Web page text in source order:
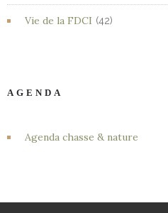
Vie de la FDCI (42)
AGENDA
Agenda chasse & nature